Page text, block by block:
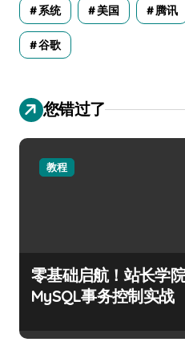
系统 美国 腾讯
谷歌
您错过了
教程
零基础启航！站长学
MySQL事务控制实战